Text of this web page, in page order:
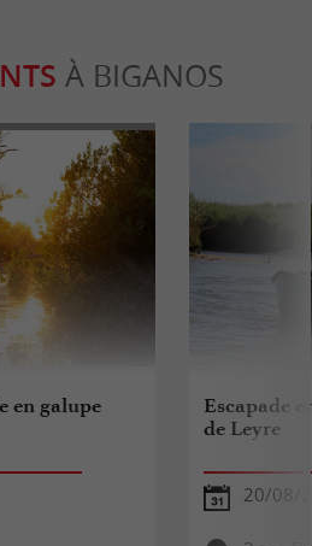
À BIGANOS
en galupe
Escapade
de Leyre
20/08/